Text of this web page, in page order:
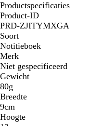
Productspecificaties
Product-ID
PRD-ZJITYMXGA
Soort
Notitieboek
Merk
Niet gespecificeerd
Gewicht
80g
Breedte
9cm
Hoogte